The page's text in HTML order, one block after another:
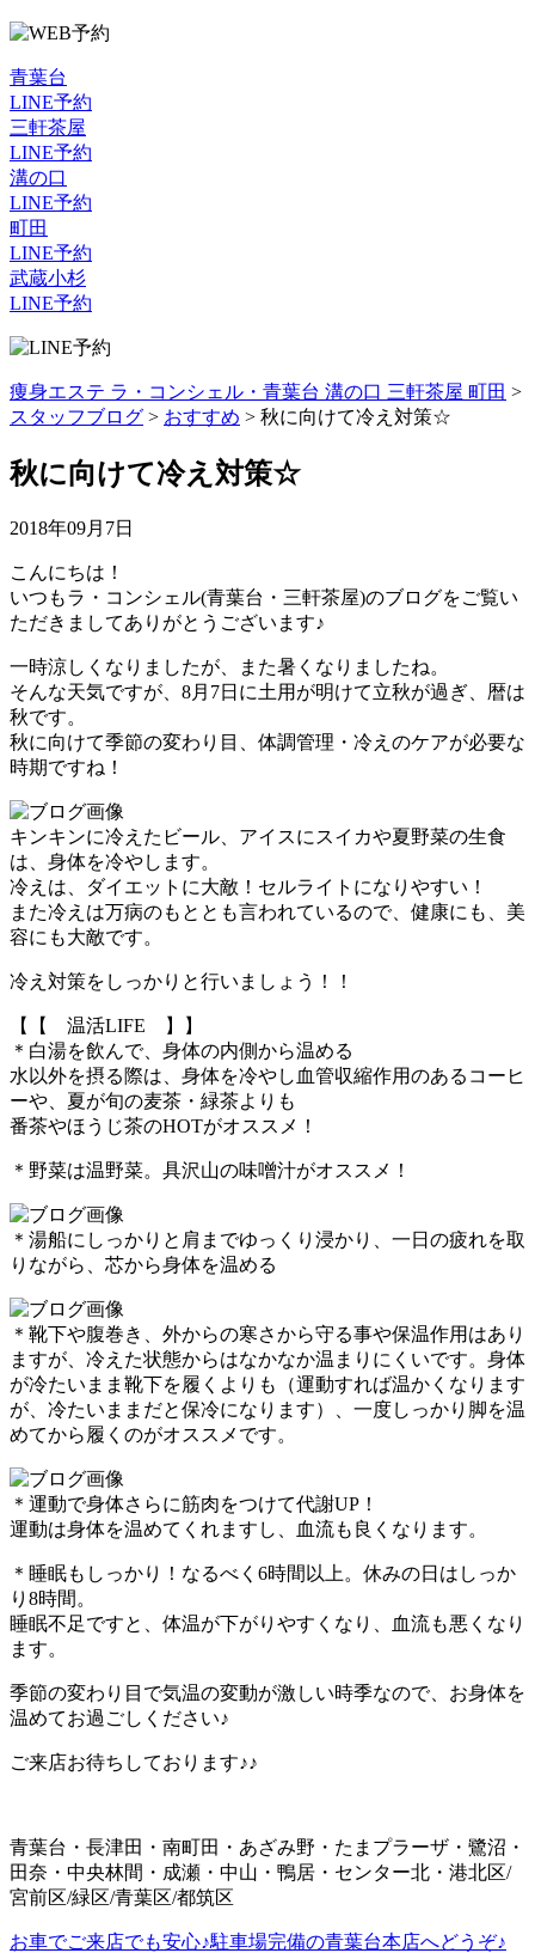
青葉台
LINE予約
三軒茶屋
LINE予約
溝の口
LINE予約
町田
LINE予約
武蔵小杉
LINE予約
痩身エステ ラ・コンシェル・青葉台 溝の口 三軒茶屋 町田 >
スタッフブログ > おすすめ > 秋に向けて冷え対策☆
秋に向けて冷え対策☆
2018年09月7日
こんにちは！
いつもラ・コンシェル(青葉台・三軒茶屋)のブログをご覧い
ただきましてありがとうございます♪
一時涼しくなりましたが、また暑くなりましたね。
そんな天気ですが、8月7日に土用が明けて立秋が過ぎ、暦は
秋です。
秋に向けて季節の変わり目、体調管理・冷えのケアが必要な
時期ですね！
キンキンに冷えたビール、アイスにスイカや夏野菜の生食
は、身体を冷やします。
冷えは、ダイエットに大敵！セルライトになりやすい！
また冷えは万病のもととも言われているので、健康にも、美
容にも大敵です。
冷え対策をしっかりと行いましょう！！
【【 温活LIFE 】】
＊白湯を飲んで、身体の内側から温める
水以外を摂る際は、身体を冷やし血管収縮作用のあるコーヒ
ーや、夏が旬の麦茶・緑茶よりも
番茶やほうじ茶のHOTがオススメ！
＊野菜は温野菜。具沢山の味噌汁がオススメ！
＊湯船にしっかりと肩までゆっくり浸かり、一日の疲れを取
りながら、芯から身体を温める
＊靴下や腹巻き、外からの寒さから守る事や保温作用はあり
ますが、冷えた状態からはなかなか温まりにくいです。身体
が冷たいまま靴下を履くよりも（運動すれば温かくなります
が、冷たいままだと保冷になります）、一度しっかり脚を温
めてから履くのがオススメです。
＊運動で身体さらに筋肉をつけて代謝UP！
運動は身体を温めてくれますし、血流も良くなります。
＊睡眠もしっかり！なるべく6時間以上。休みの日はしっか
り8時間。
睡眠不足ですと、体温が下がりやすくなり、血流も悪くなり
ます。
季節の変わり目で気温の変動が激しい時季なので、お身体を
温めてお過ごしください♪
ご来店お待ちしております♪♪
青葉台・長津田・南町田・あざみ野・たまプラーザ・鷺沼・
田奈・中央林間・成瀬・中山・鴨居・センター北・港北区/
宮前区/緑区/青葉区/都筑区
お車でご来店でも安心♪駐車場完備の青葉台本店へどうぞ♪